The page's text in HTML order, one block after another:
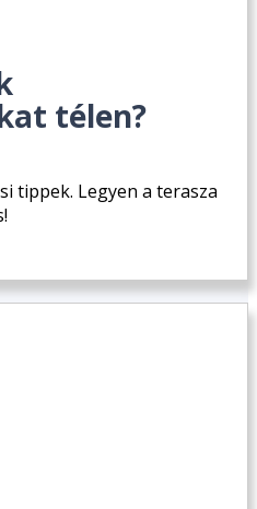
télen?
tippek. Legyen a terasza